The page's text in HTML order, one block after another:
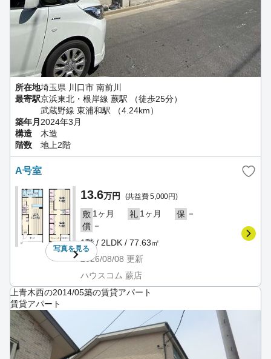
所在地埼玉県 川口市 南前川
最寄駅京浜東北・根岸線 蕨駅 （徒歩25分）
武蔵野線 東浦和駅 （4.24km）
築年月2024年3月
構造
木造
階数
地上2階
A号室
写真を見る
13.6万円 (共益費 5,000円)
敷 1ヶ月 礼 1ヶ月 保 －
償 －
1階 / 2LDK / 77.63㎡
2026/08/08 更新
ハウスコム 蕨店
上青木西の2014/05築の賃貸アパート
賃貸アパート